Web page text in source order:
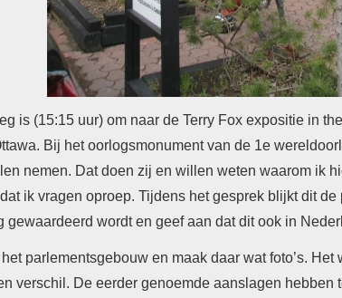
is (15:15 uur) om naar de Terry Fox expositie in
Bij het oorlogsmonument van de 1e
nemen. Dat doen zij en willen weten waarom ik
ik vragen oproep. Tijdens het gesprek blijkt dit
gewaardeerd wordt en geef aan dat dit ook in
het parlementsgebouw en maak daar wat foto’s.
verschil. De eerder genoemde aanslagen hebben